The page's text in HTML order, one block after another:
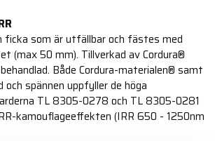
som är utfällbar och fästes med
(max 50 mm). Tillverkad av Cordura®
Både Cordura-materialen® samt
och spännen uppfyller de höga
TL 8305-0278 och TL 8305-0281
kamouflageeffekten (IRR 650 - 1250nm